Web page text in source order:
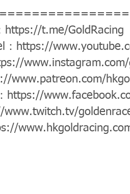
https://t.me/GoldRacing
https://
www.patreon.com/
https://
www.twitch.tv/